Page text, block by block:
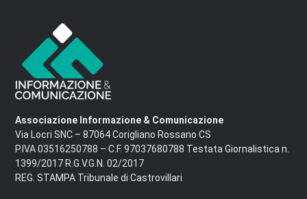
Associazione Informazione & Comunicazione
Via Locri SNC – 87064 Corigliano Rossano CS
P.IVA 03516250788 – C.F. 97037680788 Testata Giornalistica n.
1399/2017 R.G.V.G.N. 02/2017
REG. STAMPA Tribunale di Castrovillari